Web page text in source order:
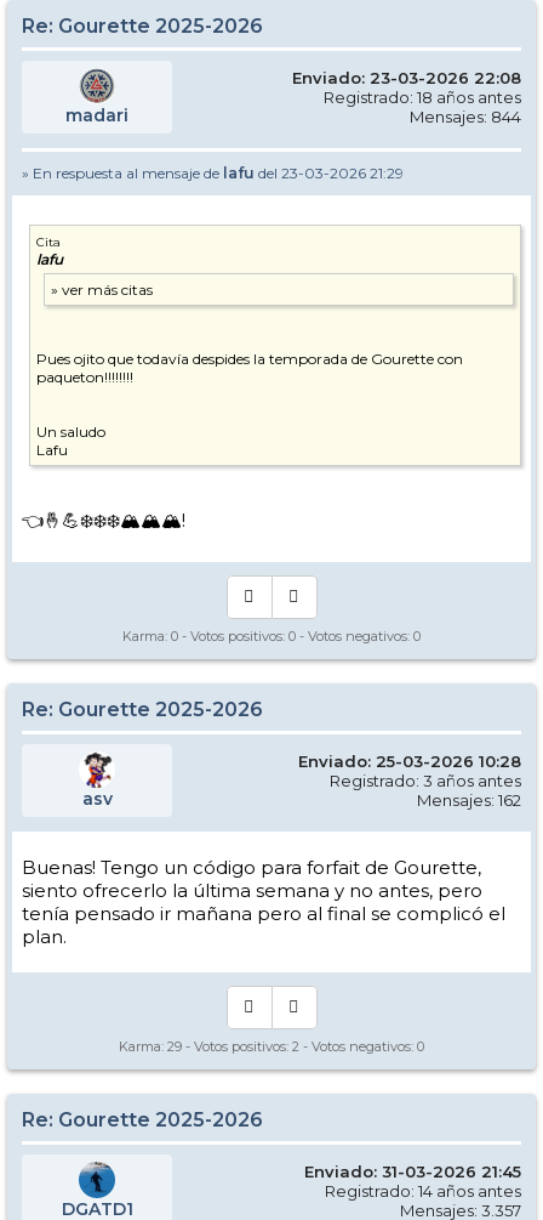
Re: Gourette 2025-2026
madari
Enviado: 23-03-2026 22:08
Registrado: 18 años antes
Mensajes: 844
» En respuesta al mensaje de lafu del 23-03-2026 21:29
Cita
lafu
Pues ojito que todavía despides la temporada de Gourette con
paqueton!!!!!!!!
Un saludo
Lafu
👈🤞💪❄️❄️❄️🏔️🏔️🏔️!
Karma: 0 - Votos positivos: 0 - Votos negativos: 0
Re: Gourette 2025-2026
asv
Enviado: 25-03-2026 10:28
Registrado: 3 años antes
Mensajes: 162
Buenas! Tengo un código para forfait de Gourette,
siento ofrecerlo la última semana y no antes, pero
tenía pensado ir mañana pero al final se complicó el
plan.
Karma: 29 - Votos positivos: 2 - Votos negativos: 0
Re: Gourette 2025-2026
DGATD1
Enviado: 31-03-2026 21:45
Registrado: 14 años antes
Mensajes: 3.357